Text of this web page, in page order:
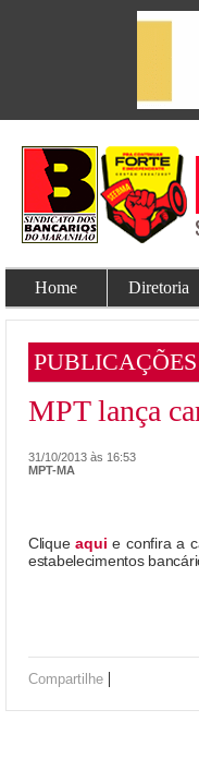
Home Diretoria
MPT lança
31/10/2013 às 16:53
MPT-MA
Cliqueaqui e confira a
estabelecimentos
Compartilhe |